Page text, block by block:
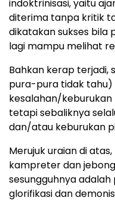
indoktrinisasi, yaitu
diterima tanpa kritik
dikatakan sukses bila
lagi mampu melihat
Bahkan kerap terjadi,
pura-pura tidak tahu)
kesalahan/
tetapi sebaliknya
dan/atau keburukan
Merujuk uraian di
kampreter dan
sesungguhnya
glorifikasi dan